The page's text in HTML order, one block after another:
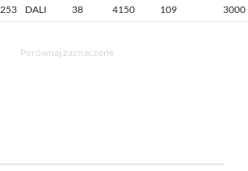
DALI 38 4150 109 3000
Porównaj zaznaczone